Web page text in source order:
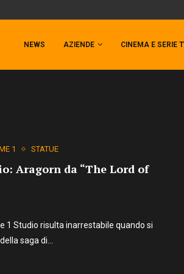
NEWS AZIENDE CINEMA E SERIE
1 STATUE
Aragorn da “The Lord of
1 Studio risulta inarrestabile quando si
saga di…